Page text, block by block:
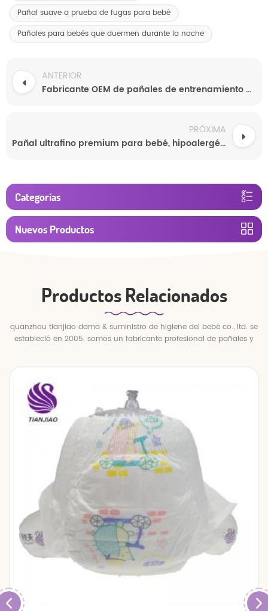
Pañal suave a prueba de fugas para bebé
Pañales para bebés que duermen durante la noche
ANTERIOR
Fabricante OEM de pañales de entrenamiento premium para bebés, súper absorbentes y con protección 3D contra fugas.
PRÓXIMA
Pañal ultrafino premium para bebé, hipoalergénico, cómodo, precio de fábrica al por mayor.
Categorías
Nuevos Productos
Productos Relacionados
quanzhou tianjiao dama & suministro de higiene del bebé co., ltd. se
estableció en 2005. somos un fabricante profesional de pañales y